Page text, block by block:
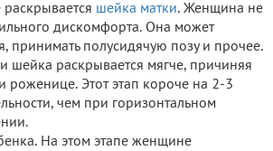
раскрывается шейка матки. Женщина не
дискомфорта. Она может
принимать полусидячую позу и прочее.
шейка раскрывается мягче, причиняя
роженице. Этот этап короче на 2-3
чем при горизонтальном
На этом этапе женщине